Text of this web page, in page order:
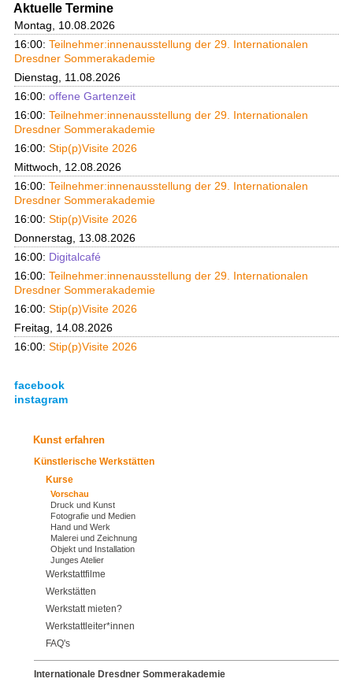
Aktuelle Termine
Montag, 10.08.2026
16:00: Teilnehmer:innenausstellung der 29. Internationalen
Dresdner Sommerakademie
Dienstag, 11.08.2026
16:00: offene Gartenzeit
16:00: Teilnehmer:innenausstellung der 29. Internationalen
Dresdner Sommerakademie
16:00: Stip(p)Visite 2026
Mittwoch, 12.08.2026
16:00: Teilnehmer:innenausstellung der 29. Internationalen
Dresdner Sommerakademie
16:00: Stip(p)Visite 2026
Donnerstag, 13.08.2026
16:00: Digitalcafé
16:00: Teilnehmer:innenausstellung der 29. Internationalen
Dresdner Sommerakademie
16:00: Stip(p)Visite 2026
Freitag, 14.08.2026
16:00: Stip(p)Visite 2026
facebook
instagram
Kunst erfahren
Künstlerische Werkstätten
Kurse
Vorschau
Druck und Kunst
Fotografie und Medien
Hand und Werk
Malerei und Zeichnung
Objekt und Installation
Junges Atelier
Werkstattfilme
Werkstätten
Werkstatt mieten?
Werkstattleiter*innen
FAQ's
Internationale Dresdner Sommerakademie